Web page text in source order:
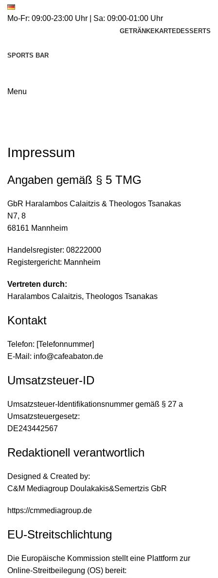
Mo-Fr: 09:00-23:00 Uhr | Sa: 09:00-01:00 Uhr
GETRÄNKEKARTEDESSERTS
SPORTS BAR
Menu
Impressum
Angaben gemäß § 5 TMG
GbR Haralambos Calaitzis & Theologos Tsanakas
N7, 8
68161 Mannheim
Handelsregister: 08222000
Registergericht: Mannheim
Vertreten durch:
Haralambos Calaitzis, Theologos Tsanakas
Kontakt
Telefon: [Telefonnummer]
E-Mail: info@cafeabaton.de
Umsatzsteuer-ID
Umsatzsteuer-Identifikationsnummer gemäß § 27 a
Umsatzsteuergesetz:
DE243442567
Redaktionell verantwortlich
Designed & Created by:
C&M Mediagroup Doulakakis&Semertzis GbR
https://cmmediagroup.de
EU-Streitschlichtung
Die Europäische Kommission stellt eine Plattform zur
Online-Streitbeilegung (OS) bereit: